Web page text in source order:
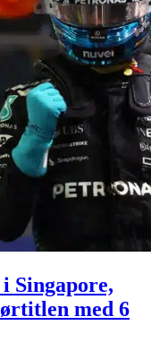
Singapore,
med 6